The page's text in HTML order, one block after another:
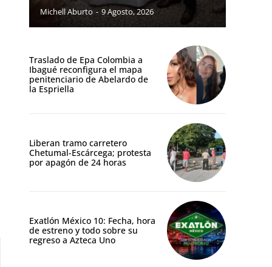
Michell Aburto - 9 Agosto, 2026
Traslado de Epa Colombia a
Ibagué reconfigura el mapa
penitenciario de Abelardo de
la Espriella
Liberan tramo carretero
Chetumal-Escárcega; protesta
por apagón de 24 horas
Exatlón México 10: Fecha, hora
de estreno y todo sobre su
regreso a Azteca Uno